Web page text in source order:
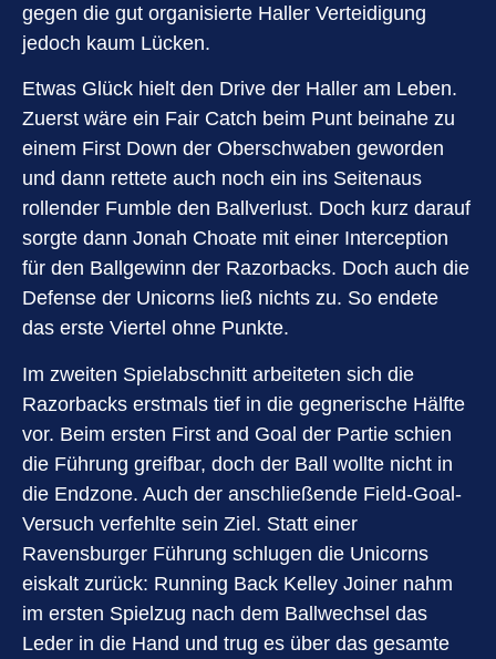
gegen die gut organisierte Haller Verteidigung
jedoch kaum Lücken.
Etwas Glück hielt den Drive der Haller am Leben.
Zuerst wäre ein Fair Catch beim Punt beinahe zu
einem First Down der Oberschwaben geworden
und dann rettete auch noch ein ins Seitenaus
rollender Fumble den Ballverlust. Doch kurz darauf
sorgte dann Jonah Choate mit einer Interception
für den Ballgewinn der Razorbacks. Doch auch die
Defense der Unicorns ließ nichts zu. So endete
das erste Viertel ohne Punkte.
Im zweiten Spielabschnitt arbeiteten sich die
Razorbacks erstmals tief in die gegnerische Hälfte
vor. Beim ersten First and Goal der Partie schien
die Führung greifbar, doch der Ball wollte nicht in
die Endzone. Auch der anschließende Field-Goal-
Versuch verfehlte sein Ziel. Statt einer
Ravensburger Führung schlugen die Unicorns
eiskalt zurück: Running Back Kelley Joiner nahm
im ersten Spielzug nach dem Ballwechsel das
Leder in die Hand und trug es über das gesamte